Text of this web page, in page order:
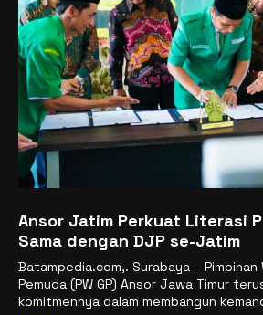
Ansor Jatim Perkuat Literasi
Sama dengan DJP se-Jatim
Batampedia.com,. Surabaya – Pimpinan
Pemuda (PW GP) Ansor Jawa Timur
komitmennya dalam membangun